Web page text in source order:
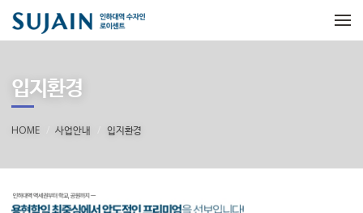
입지환경
HOME 사업안내 입지환경